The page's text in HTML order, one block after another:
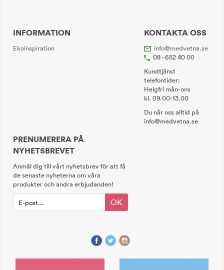
INFORMATION
Ekoinspiration
KONTAKTA OSS
info@medvetna.se
08 - 652 40 00
Kundtjänst
telefontider:
Helgfri mån-ons
kl. 09.00-13.00
Du når oss alltid på
info@medvetna.se
PRENUMERERA PÅ
NYHETSBREVET
Anmäl dig till vårt nyhetsbrev för att få
de senaste nyheterna om våra
produkter och andra erbjudanden!
OK